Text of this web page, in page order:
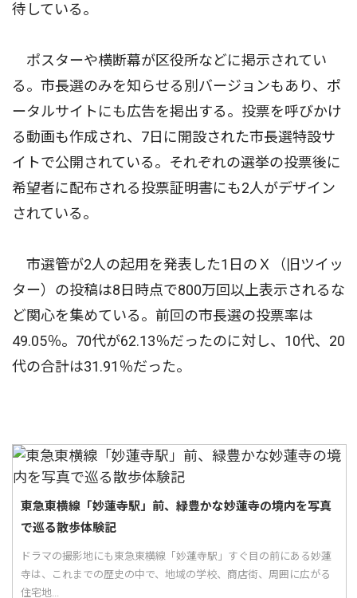
待している。
ポスターや横断幕が区役所などに掲示されてい
る。市長選のみを知らせる別バージョンもあり、ポ
ータルサイトにも広告を掲出する。投票を呼びかけ
る動画も作成され、7日に開設された市長選特設サ
イトで公開されている。それぞれの選挙の投票後に
希望者に配布される投票証明書にも2人がデザイン
されている。
市選管が2人の起用を発表した1日のＸ（旧ツイッ
ター）の投稿は8日時点で800万回以上表示されるな
ど関心を集めている。前回の市長選の投票率は
49.05％。70代が62.13％だったのに対し、10代、20
代の合計は31.91％だった。
東急東横線「妙蓮寺駅」前、緑豊かな妙蓮寺の境内を写真
で巡る散歩体験記
ドラマの撮影地にも東急東横線「妙蓮寺駅」すぐ目の前にある妙蓮
寺は、これまでの歴史の中で、地域の学校、商店街、周囲に広がる
住宅地...